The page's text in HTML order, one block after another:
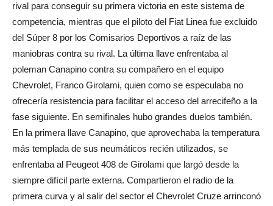
rival para conseguir su primera victoria en este sistema de
competencia, mientras que el piloto del Fiat Linea fue excluido
del Súper 8 por los Comisarios Deportivos a raíz de las
maniobras contra su rival. La última llave enfrentaba al
poleman Canapino contra su compañero en el equipo
Chevrolet, Franco Girolami, quien como se especulaba no
ofrecería resistencia para facilitar el acceso del arrecifeño a la
fase siguiente. En semifinales hubo grandes duelos también.
En la primera llave Canapino, que aprovechaba la temperatura
más templada de sus neumáticos recién utilizados, se
enfrentaba al Peugeot 408 de Girolami que largó desde la
siempre difícil parte externa. Compartieron el radio de la
primera curva y al salir del sector el Chevrolet Cruze arrinconó